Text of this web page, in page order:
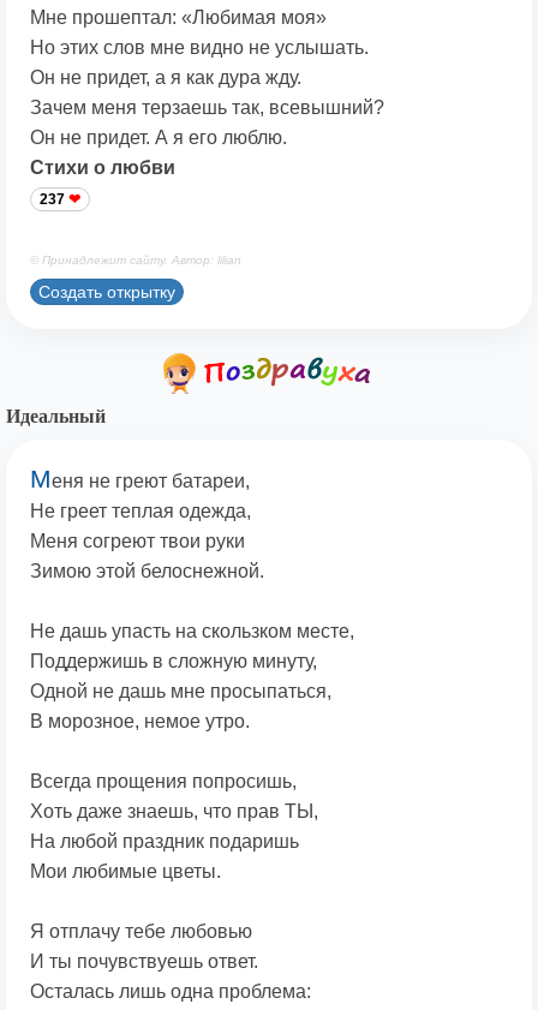
Мне прошептал: «Любимая моя»
Но этих слов мне видно не услышать.
Он не придет, а я как дура жду.
Зачем меня терзаешь так, всевышний?
Он не придет. А я его люблю.
Стихи о любви
237
© Принадлежит сайту. Автор: lilian
Создать открытку
Идеальный
Меня не греют батареи,
Не греет теплая одежда,
Меня согреют твои руки
Зимою этой белоснежной.
Не дашь упасть на скользком месте,
Поддержишь в сложную минуту,
Одной не дашь мне просыпаться,
В морозное, немое утро.
Всегда прощения попросишь,
Хоть даже знаешь, что прав ТЫ,
На любой праздник подаришь
Мои любимые цветы.
Я отплачу тебе любовью
И ты почувствуешь ответ.
Осталась лишь одна проблема: